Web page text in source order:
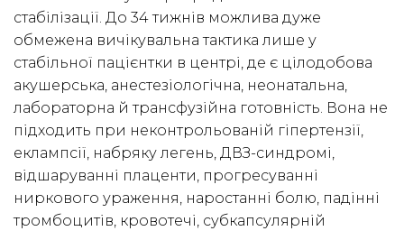
стабілізації. До 34 тижнів можлива дуже
обмежена вичікувальна тактика лише у
стабільної пацієнтки в центрі, де є цілодобова
акушерська, анестезіологічна, неонатальна,
лабораторна й трансфузійна готовність. Вона не
підходить при неконтрольованій гіпертензії,
еклампсії, набряку легень, ДВЗ-синдромі,
відшаруванні плаценти, прогресуванні
ниркового ураження, наростанні болю, падінні
тромбоцитів, кровотечі, субкапсулярній